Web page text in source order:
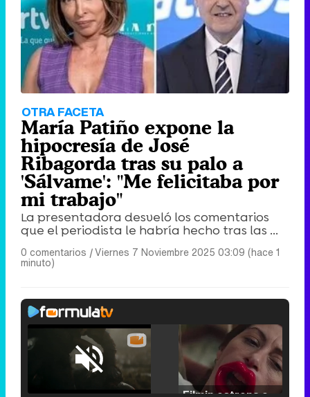
OTRA FACETA
María Patiño expone la
hipocresía de José
Ribagorda tras su palo a
'Sálvame': "Me felicitaba por
mi trabajo"
La presentadora desveló los comentarios
que el periodista le habría hecho tras las ...
0 comentarios |Viernes 7 Noviembre 2025 03:09 (hace 1
minuto)
Unmute /